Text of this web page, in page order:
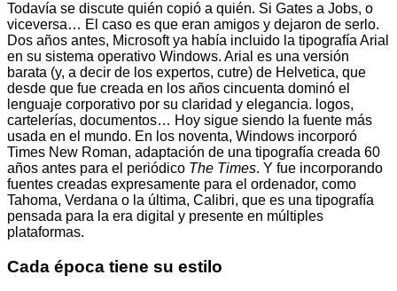
Todavía se discute quién copió a quién. Si Gates a Jobs, o
viceversa… El caso es que eran amigos y dejaron de serlo.
Dos años antes, Microsoft ya había incluido la tipografía Arial
en su sistema operativo Windows. Arial es una versión
barata (y, a decir de los expertos, cutre) de Helvetica, que
desde que fue creada en los años cincuenta dominó el
lenguaje corporativo por su claridad y elegancia. logos,
cartelerías, documentos… Hoy sigue siendo la fuente más
usada en el mundo. En los noventa, Windows incorporó
Times New Roman, adaptación de una tipografía creada 60
años antes para el periódico The Times. Y fue incorporando
fuentes creadas expresamente para el ordenador, como
Tahoma, Verdana o la última, Calibri, que es una tipografía
pensada para la era digital y presente en múltiples
plataformas.
Cada época tiene su estilo